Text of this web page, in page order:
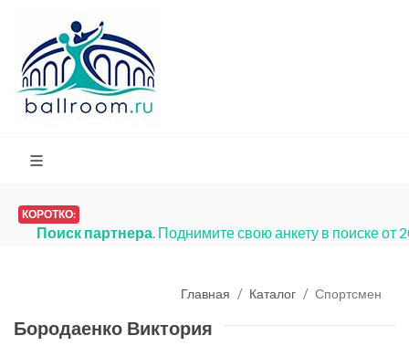
КОРОТКО:
Поиск партнера. Поднимите свою анкету в поиске от
Главная Каталог Спортсмен
Бородаенко Виктория